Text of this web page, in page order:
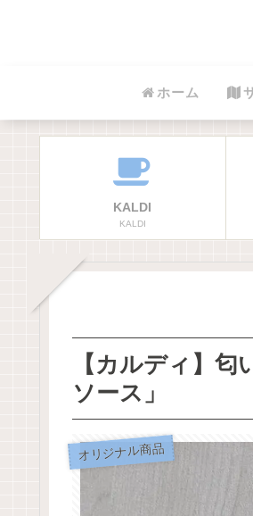
ホーム
KALDI
KALDI
【カルディ】
ソース」
オリジナル商品